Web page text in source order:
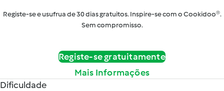
Registe-se e usufrua de 30 dias gratuitos. Inspire-se com o Cookidoo®.
Sem compromisso.
Registe-se gratuitamente
Mais Informações
Dificuldade